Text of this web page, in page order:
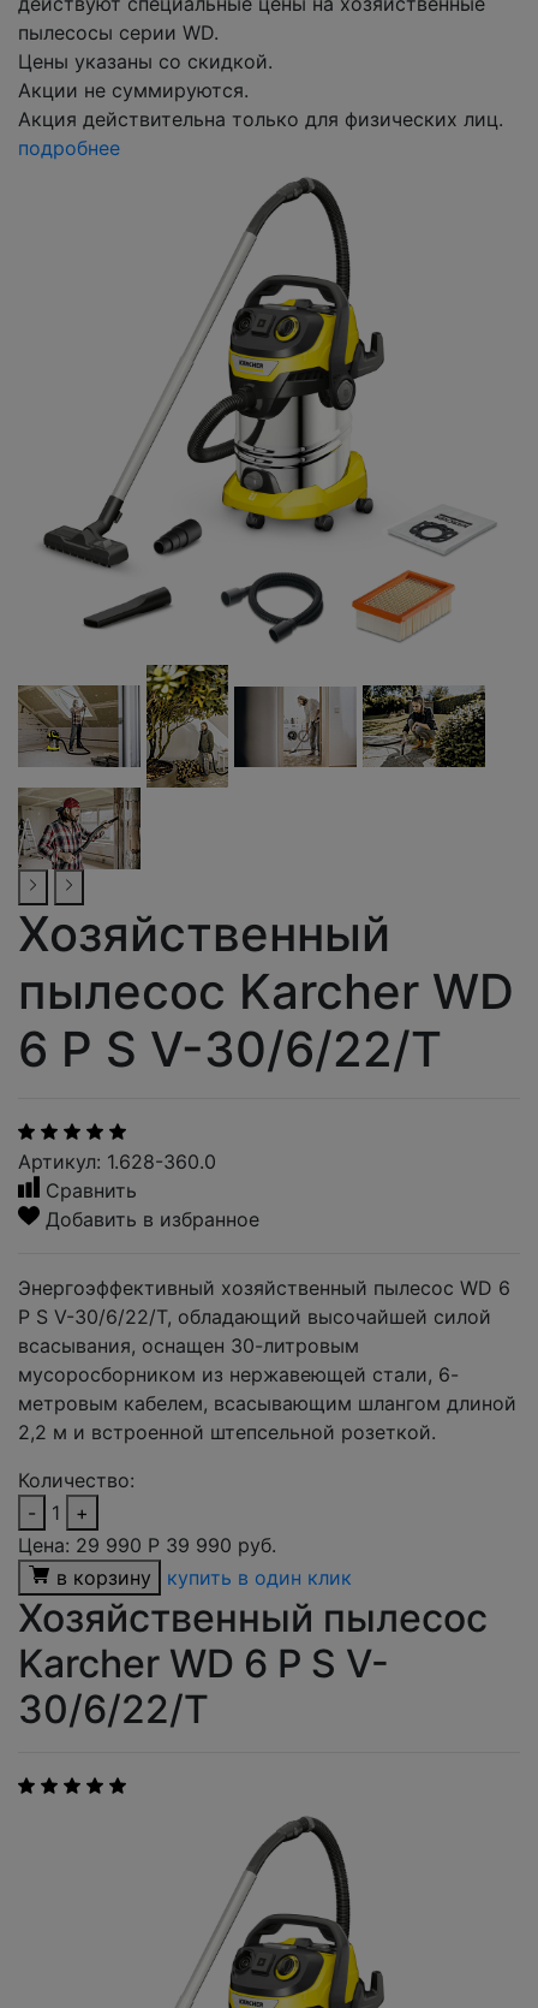
пылесосы серии WD.
Цены указаны со скидкой.
Акции не суммируются.
Акция действительна только для физических лиц.
подробнее
Хозяйственный
пылесос Karcher WD
6 P S V-30/6/22/T
Артикул: 1.628-360.0
Сравнить
Добавить в избранное
Энергоэффективный хозяйственный пылесос WD 6
P S V-30/6/22/T, обладающий высочайшей силой
всасывания, оснащен 30-литровым
мусоросборником из нержавеющей стали, 6-
метровым кабелем, всасывающим шлангом длиной
2,2 м и встроенной штепсельной розеткой.
Количество:
-
1
+
Цена: 29 990 Р 39 990 руб.
в корзину
купить в один клик
Хозяйственный пылесос
Karcher WD 6 P S V-
30/6/22/T